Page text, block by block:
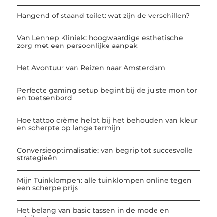
Hangend of staand toilet: wat zijn de verschillen?
Van Lennep Kliniek: hoogwaardige esthetische
zorg met een persoonlijke aanpak
Het Avontuur van Reizen naar Amsterdam
Perfecte gaming setup begint bij de juiste monitor
en toetsenbord
Hoe tattoo crème helpt bij het behouden van kleur
en scherpte op lange termijn
Conversieoptimalisatie: van begrip tot succesvolle
strategieën
Mijn Tuinklompen: alle tuinklompen online tegen
een scherpe prijs
Het belang van basic tassen in de mode en